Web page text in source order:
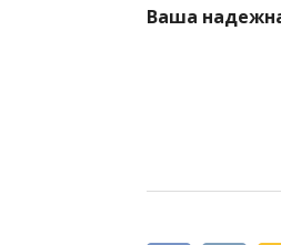
Ваша